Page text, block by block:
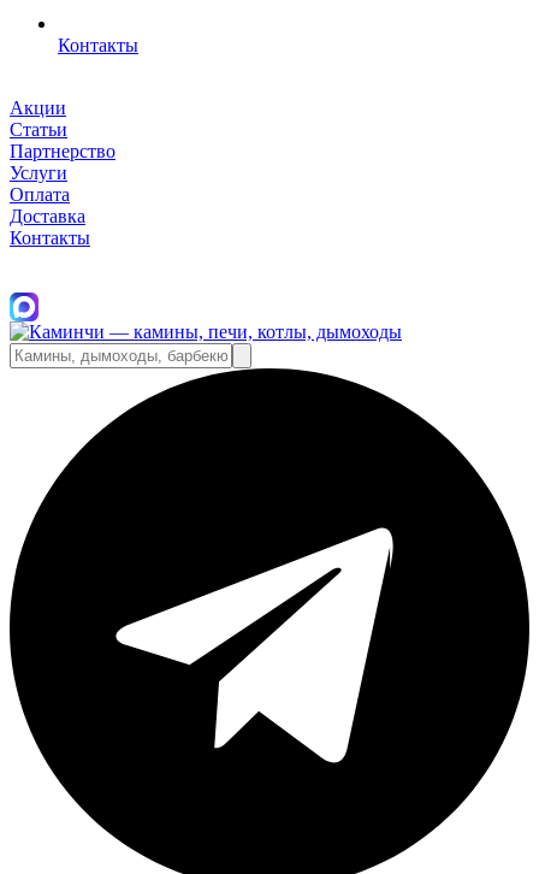
Контакты
Акции
Статьи
Партнерство
Услуги
Оплата
Доставка
Контакты